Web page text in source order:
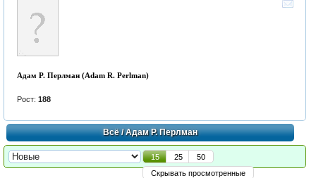
Адам Р. Перлман (Adam R. Perlman)
Рост: 188
Всё/ Адам Р. Перлман
15 25
50
Скрывать просмотренные